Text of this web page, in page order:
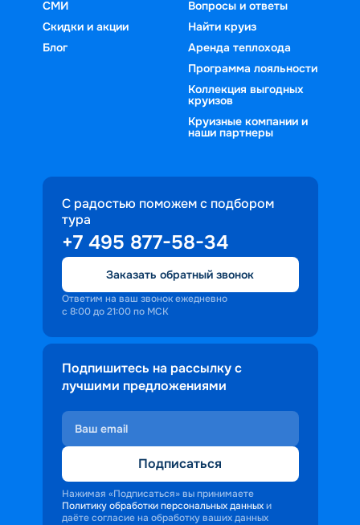
СМИ
Скидки и акции
Блог
Вопросы и ответы
Найти круиз
Аренда теплохода
Программа лояльности
Коллекция выгодных
круизов
Круизные компании и
наши партнеры
С радостью поможем с подбором
тура
+7 495 877-58-34
Заказать обратный звонок
Ответим на ваш звонок ежедневно
с 8:00 до 21:00 по МСК
Подпишитесь на рассылку с
лучшими предложениями
Подписаться
Нажимая «Подписаться» вы принимаете
Политику обработки персональных данных и
даёте согласие на обработку ваших данных